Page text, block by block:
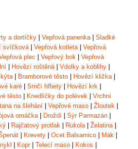
a dortíčky | Vepřová panenka | Sladké
svíčková | Vepřová kotleta | Vepřová
plec | Vepřový bok | Vepřová
| Hovězí roštěná | Vdolky a koblihy |
| Bramborové těsto | Hovězí kližka |
karé | Srnčí hřbety | Hovězí krk |
těsto | Knedlíčky do polévek | Vrchní
na šlehání | Vepřové maso | Žloutek |
omáčka | Droždí | Sýr Parmazán |
| Rajčatový protlak | Rukola | Želatina |
| Krevety | Ocet Balsamico | Mák |
| Kopr| Telecí maso | Kokos |